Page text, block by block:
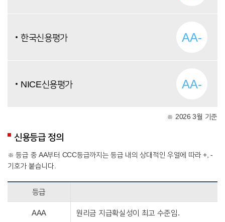
한국신용평가 AA-
NICE신용평가 AA-
※ 2026 3월 기준
신용등급 정의
※ 등급 중 AA부터 CCC등급까지는 등급 내의 상대적인 우열에 따라 +, -
기호가 붙습니다.
등급
AAA 원리금 지급확실성이 최고 수준임.